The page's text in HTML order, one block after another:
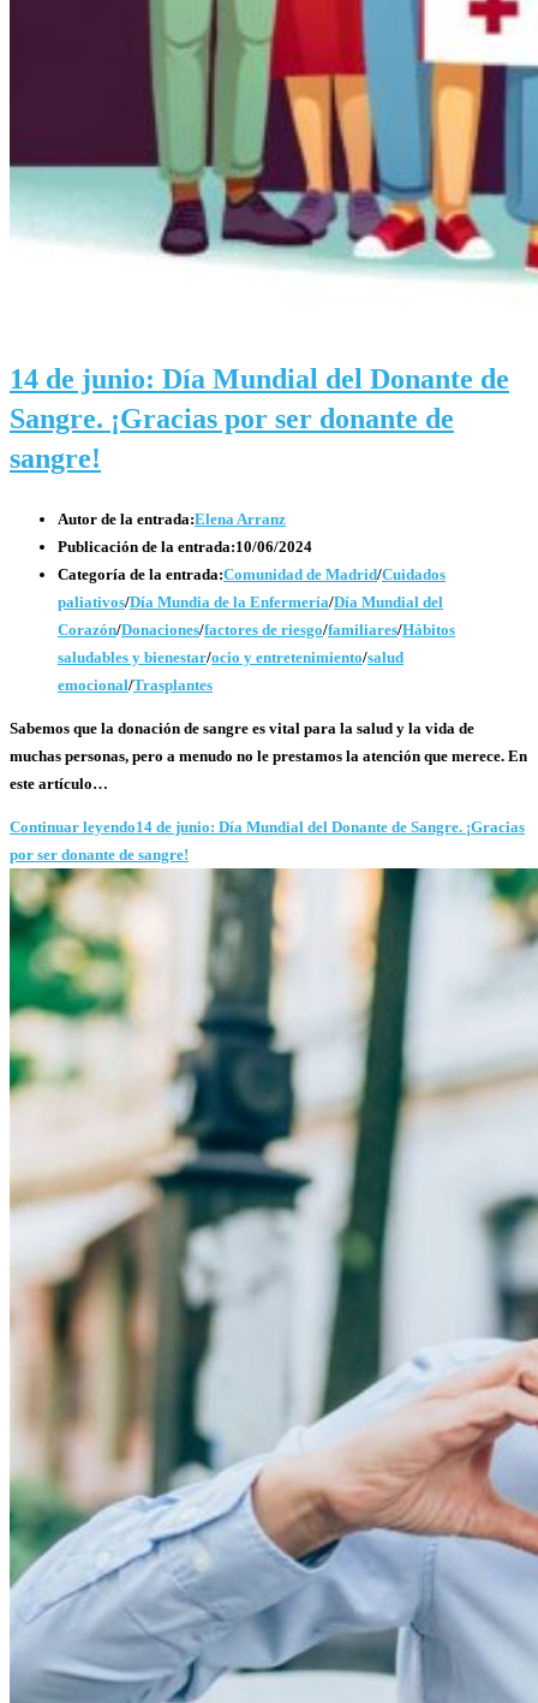
14 de junio: Día Mundial del Donante de
Sangre. ¡Gracias por ser donante de
sangre!
Autor de la entrada:Elena Arranz
Publicación de la entrada:10/06/2024
Categoría de la entrada:Comunidad de Madrid/Cuidados
paliativos/Día Mundia de la Enfermería/Día Mundial del
Corazón/Donaciones/factores de riesgo/familiares/Hábitos
saludables y bienestar/ocio y entretenimiento/salud
emocional/Trasplantes
Sabemos que la donación de sangre es vital para la salud y la vida de
muchas personas, pero a menudo no le prestamos la atención que merece. En
este artículo…
Continuar leyendo14 de junio: Día Mundial del Donante de Sangre. ¡Gracias
por ser donante de sangre!